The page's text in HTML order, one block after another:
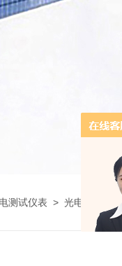
测试仪表 > 光电测试设备